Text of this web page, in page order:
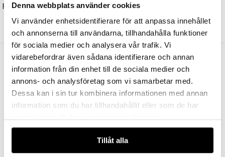
Denna webbplats använder cookies
Vi använder enhetsidentifierare för att anpassa innehållet
och annonserna till användarna, tillhandahålla funktioner
för sociala medier och analysera vår trafik. Vi
vidarebefordrar även sådana identifierare och annan
information från din enhet till de sociala medier och
annons- och analysföretag som vi samarbetar med.
Dessa kan i sin tur kombinera informationen med annan
information som du har tillhandahållit eller som de har
Tillåt alla
Passion Story Bird Sångfågel Rosa
999 kr 899 kr
Apa Trädjur Mini Grå
649 kr 584 kr
Andra köpte även